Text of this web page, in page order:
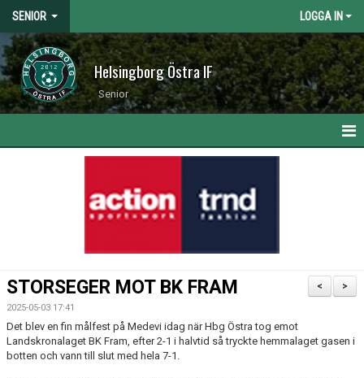
SENIOR LOGGA IN
Helsingborg Östra IF
Senior
TRUPPEN
BILDGALLERI
>
<
STORSEGER MOT BK FRAM
2025-05-03 17:41
Det blev en fin målfest på Medevi idag när Hbg Östra tog emot
Landskronalaget BK Fram, efter 2-1 i halvtid så tryckte hemmalaget gasen i
botten och vann till slut med hela 7-1.